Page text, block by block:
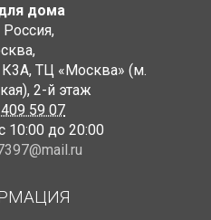
дома
Россия,
,
ТЦ «Москва» (м.
, 2-й этаж
59 07
до 20:00